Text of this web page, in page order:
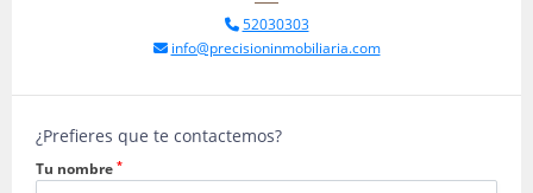
52030303
info@precisioninmobiliaria.com
¿Prefieres que te contactemos?
Tu nombre *